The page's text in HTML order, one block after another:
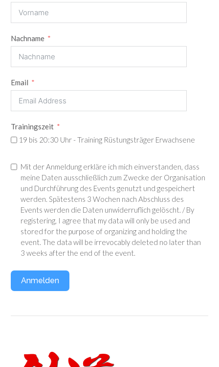
Nachname
Email
Trainingszeit
19 bis 20:30 Uhr - Training Rüstungsträger Erwachsene
Mit der Anmeldung erkläre ich mich einverstanden, dass
meine Daten ausschließlich zum Zwecke der Organisation
und Durchführung des Events genutzt und gespeichert
werden. Spätestens 3 Wochen nach Abschluss des
Events werden die Daten unwiderruflich gelöscht. / By
registering, I agree that my data will only be used and
stored for the purpose of organizing and holding the
event. The data will be irrevocably deleted no later than
3 weeks after the end of the event.
Anmelden